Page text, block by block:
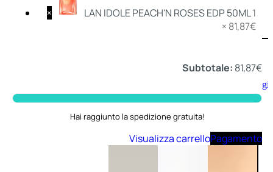
Aggiungi
al
× LAN IDOLE PEACH'N ROSES EDP 50ML1
× 81,87€
Subtotale: 81,87€
Hai raggiunto la spedizione gratuita!
Visualizza carrelloPagamento